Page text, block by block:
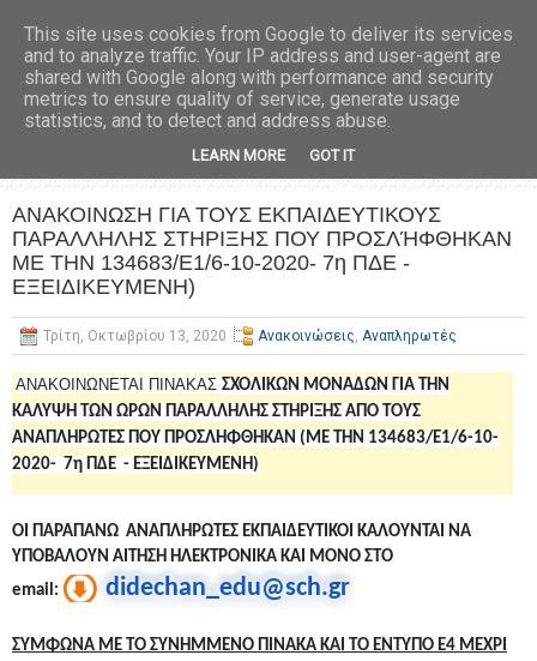
ΑΝΑΚΟΙΝΩΣΗ ΓΙΑ ΤΟΥΣ ΕΚΠΑΙΔΕΥΤΙΚΟΥΣ
ΠΑΡΑΛΛΗΛΗΣ ΣΤΗΡΙΞΗΣ ΠΟΥ ΠΡΟΣΛΉΦΘΗΚΑΝ
ΜΕ ΤΗΝ 134683/Ε1/6-10-2020- 7η ΠΔΕ -
ΕΞΕΙΔΙΚΕΥΜΕΝΗ)
Τρίτη, Οκτωβρίου 13, 2020 Ανακοινώσεις, Αναπληρωτές
ΑΝΑΚΟΙΝΩΝΕΤΑΙ ΠΙΝΑΚΑΣ ΣΧΟΛΙΚΩΝ ΜΟΝΑΔΩΝ ΓΙΑ ΤΗΝ
ΚΑΛΥΨΗ ΤΩΝ ΩΡΩΝ ΠΑΡΑΛΛΗΛΗΣ ΣΤΗΡΙΞΗΣ ΑΠΟ ΤΟΥΣ
ΑΝΑΠΛΗΡΩΤΕΣ ΠΟΥ ΠΡΟΣΛΉΦΘΗΚΑΝ (ΜΕ ΤΗΝ 134683/Ε1/6-10-
2020- 7η ΠΔΕ - ΕΞΕΙΔΙΚΕΥΜΕΝΗ)
ΟΙ ΠΑΡΑΠΑΝΩ ΑΝΑΠΛΗΡΩΤΕΣ ΕΚΠΑΙΔΕΥΤΙΚΟΙ ΚΑΛΟΥΝΤΑΙ ΝΑ
ΥΠΟΒΑΛΟΥΝ ΑΙΤΗΣΗ ΗΛΕΚΤΡΟΝΙΚΑ ΚΑΙ ΜΟΝΟ ΣΤΟ
email:
didechan_edu@sch.gr
ΣΥΜΦΩΝΑ ΜΕ ΤΟ ΣΥΝΗΜΜΈΝΟ ΠΊΝΑΚΑ ΚΑΙ ΤΟ ΕΝΤΥΠΟ Ε4 ΜΕΧΡΙ
This site uses cookies from Google to deliver its services
and to analyze traffic. Your IP address and user-agent are
shared with Google along with performance and security
metrics to ensure quality of service, generate usage
statistics, and to detect and address abuse.
LEARN MORE GOT IT